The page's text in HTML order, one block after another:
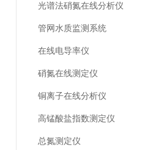
光谱法硝氮在线分析仪
管网水质监测系统
在线电导率仪
硝氮在线测定仪
铜离子在线分析仪
高锰酸盐指数测定仪
总氮测定仪